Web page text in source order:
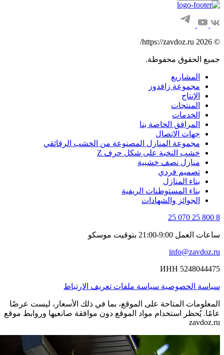
© 2026 https://zavdoz.ru/
جميع الحقوق محفوظة.
المشاريع
مجموعة زافدوز
الإنتاج
المنتجات
الخدمات
المرافق الخاصة بنا
جهات الاتصال
مجموعة المنازل المصنوعة من الخشب الرقائقي
خشب النخبة على شكل حرف Z
منازل نصف خشبية
تصميم فردي
بناء المنازل
بناء المستوطنات الريفية
الجوائز والشهادات
8 800 25 070 25
ساعات العمل 9:00-21:00 بتوقيت موسكو
info@zavdoz.ru
ИНН 5248044475
سياسة الخصوصية سياسة ملفات تعريف الارتباط
المعلومات المتاحة على الموقع، بما في ذلك الأسعار، ليست عرضًا
عامًا. يُحظر استخدام مواد الموقع دون موافقة صانعيها وروابط موقع
zavdoz.ru